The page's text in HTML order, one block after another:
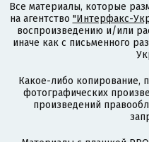
Все материалы, которые
на агентство "Интерфакс-
воспроизведению и/или
иначе как с письменного
Какое-либо копирование,
фотографических
произведений